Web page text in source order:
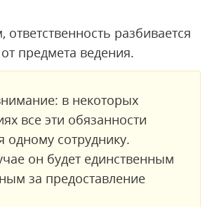
разбивается
предмета ведения.
в некоторых
все эти обязанности
одному сотруднику.
он будет единственным
за предоставление